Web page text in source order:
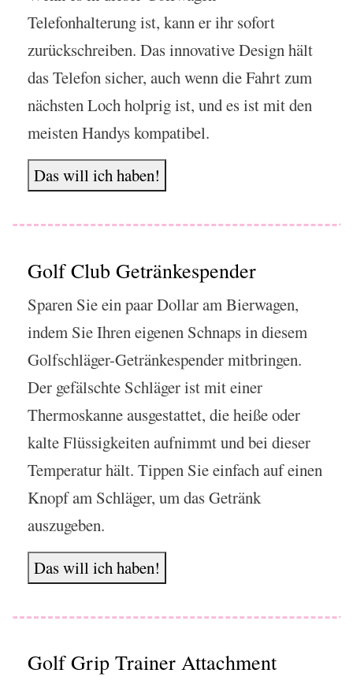
Telefonhalterung ist, kann er ihr sofort
zurückschreiben. Das innovative Design hält
das Telefon sicher, auch wenn die Fahrt zum
nächsten Loch holprig ist, und es ist mit den
meisten Handys kompatibel.
Das will ich haben!
Golf Club Getränkespender
Sparen Sie ein paar Dollar am Bierwagen,
indem Sie Ihren eigenen Schnaps in diesem
Golfschläger-Getränkespender mitbringen.
Der gefälschte Schläger ist mit einer
Thermoskanne ausgestattet, die heiße oder
kalte Flüssigkeiten aufnimmt und bei dieser
Temperatur hält. Tippen Sie einfach auf einen
Knopf am Schläger, um das Getränk
auszugeben.
Das will ich haben!
Golf Grip Trainer Attachment